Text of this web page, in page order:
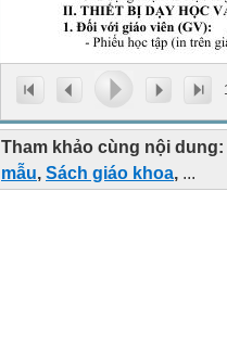
Tham khảo cùng nội dung:
mẫu, Sách giáo khoa, ...